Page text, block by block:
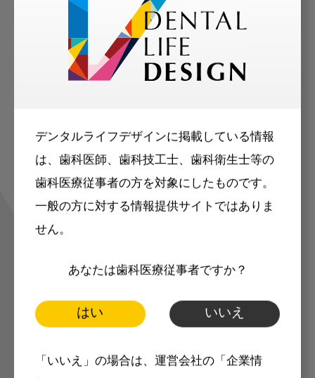
デンタルライフデザインに掲載している情報
は、歯科医師、歯科技工士、歯科衛生士等の
歯科医療従事者の方を対象にしたものです。
一般の方に対する情報提供サイトではありま
せん。
あなたは歯科医療従事者ですか？
はい いいえ
「いいえ」の場合は、運営会社の「企業情
会員限定の記事を
掲載記事の一部（または全部）はログ
インが必要になっています。会員登録
していただくと、すべての記事をご覧
いただけます。
マークの記事は会員限定